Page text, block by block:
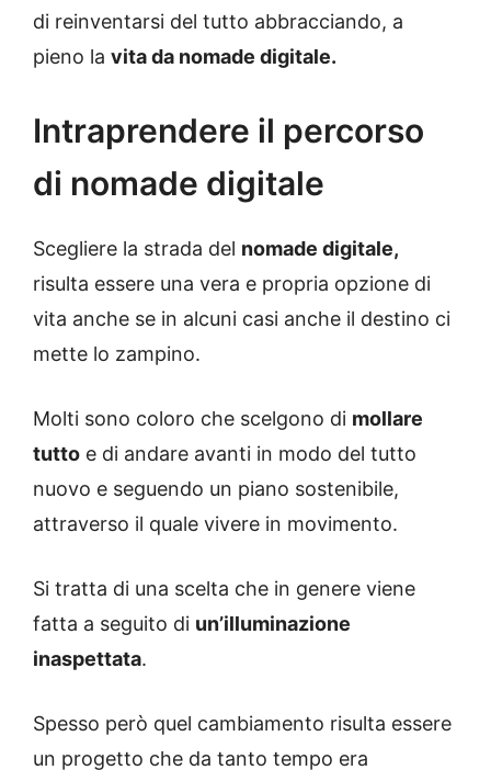
di reinventarsi del tutto abbracciando, a
pieno la vita da nomade digitale.
Intraprendere il percorso
di nomade digitale
Scegliere la strada del nomade digitale,
risulta essere una vera e propria opzione di
vita anche se in alcuni casi anche il destino ci
mette lo zampino.
Molti sono coloro che scelgono di mollare
tutto e di andare avanti in modo del tutto
nuovo e seguendo un piano sostenibile,
attraverso il quale vivere in movimento.
Si tratta di una scelta che in genere viene
fatta a seguito di un’illuminazione
inaspettata.
Spesso però quel cambiamento risulta essere
un progetto che da tanto tempo era